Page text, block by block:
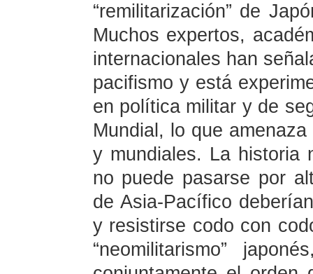
“remilitarización” de
Muchos expertos,
internacionales han
pacifismo y está
en política militar y de
Mundial, lo que
y mundiales. La historia
no puede pasarse por
de Asia-Pacífico
y resistirse codo con
“neomilitarismo”